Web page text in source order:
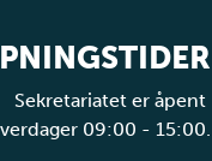
Sekretariatet er åpent
09:00 - 15:00.